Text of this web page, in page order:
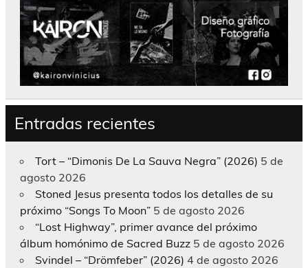
Entradas recientes
Tort – “Dimonis De La Sauva Negra” (2026) 5 de
agosto 2026
Stoned Jesus presenta todos los detalles de su
próximo “Songs To Moon” 5 de agosto 2026
“Lost Highway”, primer avance del próximo
álbum homónimo de Sacred Buzz 5 de agosto 2026
Svindel – “Drömfeber” (2026) 4 de agosto 2026